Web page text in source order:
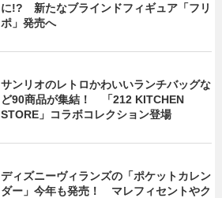
に!? 新たなブラインドフィギュア「フリ
ポ」発売へ
サンリオのレトロかわいいランチバッグな
ど90商品が集結！ 「212 KITCHEN
STORE」コラボコレクション登場
ディズニーヴィランズの「ポケットカレン
ダー」今年も発売！ マレフィセントやク